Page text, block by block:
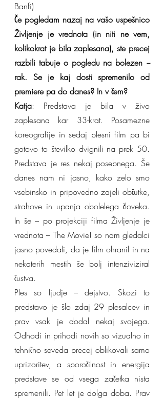
Banfi)
Če pogledam nazaj na vašo uspešnico
Življenje je vrednota (in niti ne vem,
kolikokrat je bila zaplesana), ste precej
razbili tabuje o pogledu na bolezen −
rak. Se je kaj dosti spremenilo od
premiere pa do danes? In v čem?
Katja: Predstava je bila v živo
zaplesana kar 33-krat. Posamezne
koreografije in sedaj plesni film pa bi
gotovo to številko dvignili na prek 50.
Predstava je res nekaj posebnega. Še
danes nam ni jasno, kako zelo smo
vsebinsko in pripovedno zajeli občutke,
strahove in upanja obolelega človeka.
In še – po projekciji filma Življenje je
vrednota – The Movie! so nam gledalci
jasno povedali, da je film ohranil in na
nekaterih mestih še bolj intenziviziral
čustva.
Ples so ljudje – dejstvo. Skozi to
predstavo je šlo zdaj 29 plesalcev in
prav vsak je dodal nekaj svojega.
Odhodi in prihodi novih so vizualno in
tehnično seveda precej oblikovali samo
uprizoritev, a sporočilnost in energija
predstave se od vsega začetka nista
spremenili. Pet let je dolga doba. Prav